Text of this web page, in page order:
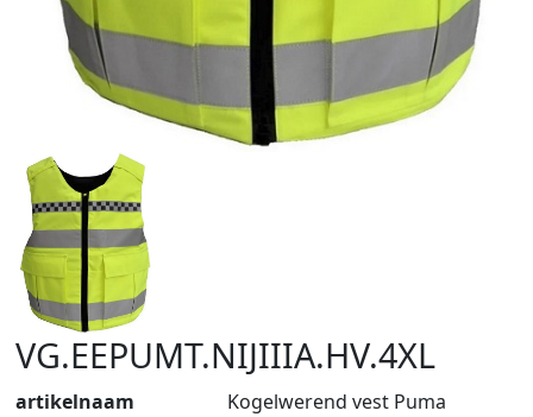
VG.EEPUMT.NIJIIIA.HV.4XL
artikelnaam Kogelwerend vest Puma